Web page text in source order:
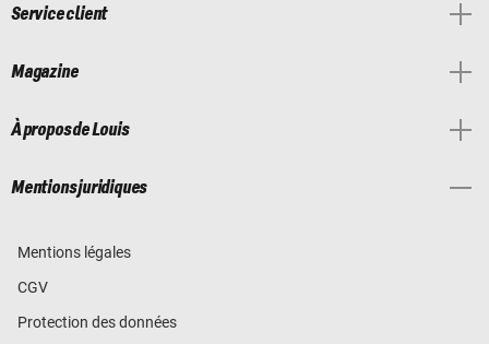
Service client
Magazine
À propos de Louis
Mentions juridiques
Mentions légales
CGV
Protection des données